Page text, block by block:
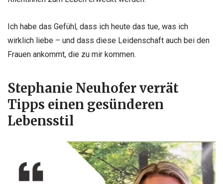
Ich habe das Gefühl, dass ich heute das tue, was ich
wirklich liebe – und dass diese Leidenschaft auch bei den
Frauen ankommt, die zu mir kommen.
Stephanie Neuhofer verrät
Tipps einen gesünderen
Lebensstil